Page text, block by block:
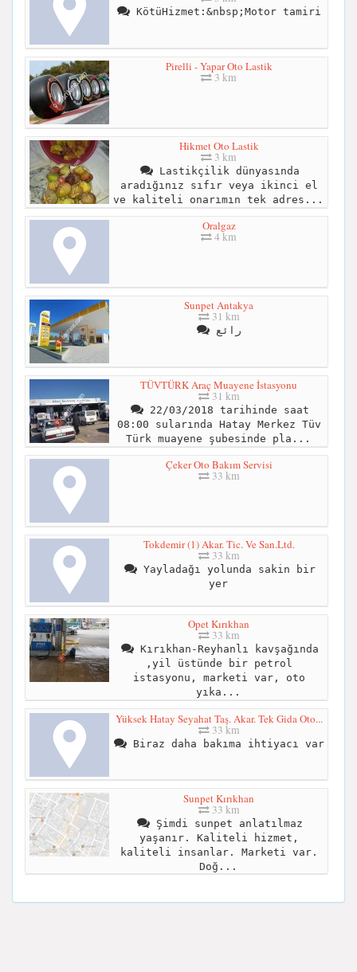
KötüHizmet:&nbsp;Motor tamiri
Pirelli - Yapar Oto Lastik
3 km
Hikmet Oto Lastik
3 km
Lastikçilik dünyasında
aradığınız sıfır veya ikinci el
ve kaliteli onarımın tek adres...
Oralgaz
4 km
Sunpet Antakya
31 km
رائع
TÜVTÜRK Araç Muayene İstasyonu
31 km
22/03/2018 tarihinde saat
08:00 sularında Hatay Merkez Tüv
Türk muayene şubesinde pla...
Çeker Oto Bakım Servisi
33 km
Tokdemir (1) Akar. Tic. Ve San.Ltd.
33 km
Yayladağı yolunda sakin bir
yer
Opet Kırıkhan
33 km
Kırıkhan-Reyhanlı kavşağında
,yil üstünde bir petrol
istasyonu, marketi var, oto
yıka...
Yüksek Hatay Seyahat Taş. Akar. Tek Gida Oto...
33 km
Biraz daha bakıma ihtiyacı var
Sunpet Kırıkhan
33 km
Şimdi sunpet anlatılmaz
yaşanır. Kaliteli hizmet,
kaliteli insanlar. Marketi var.
Doğ...